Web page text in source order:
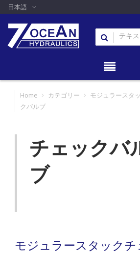
日本語
Home カテゴリー モジュラースタ
クバルブ
チェックバ
ブ
モジュラースタック